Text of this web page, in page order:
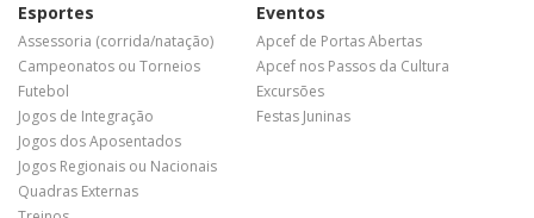
Esportes
Assessoria (corrida/natação)
Campeonatos ou Torneios
Futebol
Jogos de Integração
Jogos dos Aposentados
Jogos Regionais ou Nacionais
Quadras Externas
Eventos
Apcef de Portas Abertas
Apcef nos Passos da Cultura
Excursões
Festas Juninas